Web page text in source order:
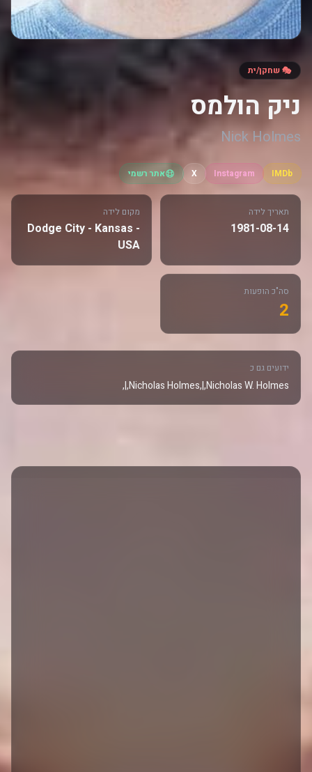
🎭 שחקן/ית
ניק הולמס
Nick Holmes
IMDb
Instagram
X אתר רשמי
תאריך לידה
1981-08-14
מקום לידה
Dodge City - Kansas -
USA
סה"כ הופעות
2
ידועים גם כ
Nicholas Holmes,|,Nicholas W. Holmes,|,